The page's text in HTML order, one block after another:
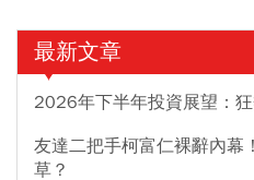
最新文章
2026年下半年投資展望：
友達二把手柯富仁裸辭內幕
草？